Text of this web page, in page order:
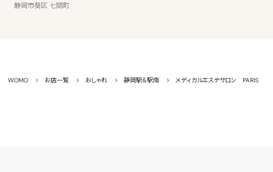
静岡市葵区 七間町
WOMO お店一覧 おしゃれ 静岡駅＆駅南 メディカルエステサロン PARIS